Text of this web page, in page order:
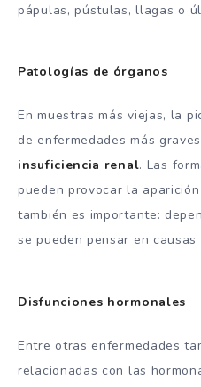
pápulas, pústulas, llagas o
Patologías de órganos
En muestras más viejas, la
de enfermedades más
insuficiencia renal. Las
pueden provocar la
también es importante:
se pueden pensar en causas
Disfunciones hormonales
Entre otras enfermedades
relacionadas con las